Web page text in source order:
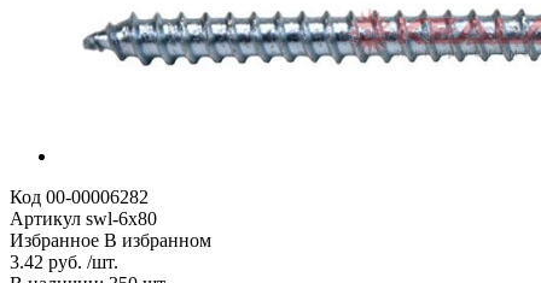
Код 00-00006282
Артикул swl-6х80
Избранное В избранном
3.42 руб. /шт.